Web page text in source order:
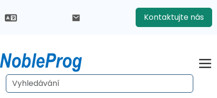
Kontaktujte nás